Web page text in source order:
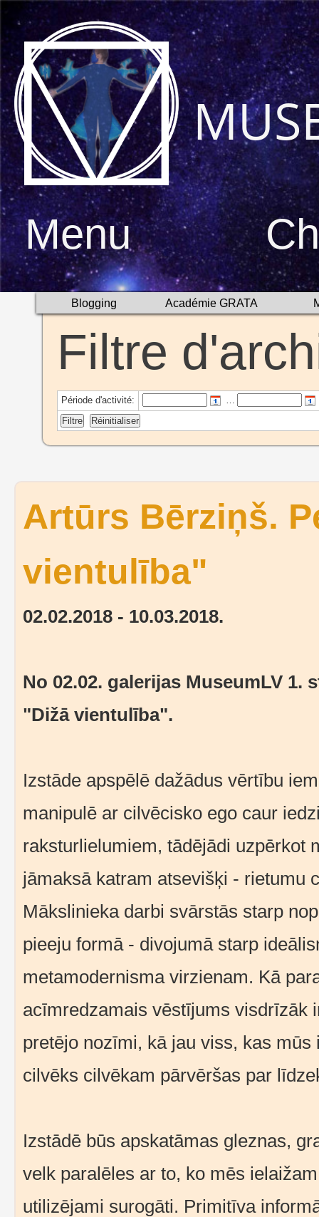
Menu
Blogging Académie GRATA
Filtre
Période d'activité: …
Artūrs Bērziņš.
vientulība"
02.02.2018 - 10.03.2018.
No 02.02. galerijas MuseumLV 1.
"Dižā vientulība".
Izstāde apspēlē dažādus vērtību
manipulē ar cilvēcisko ego caur
raksturlielumiem, tādējādi uzpērkot
jāmaksā katram atsevišķi - rietumu
Mākslinieka darbi svārstās starp
pieeju formā - divojumā starp
metamodernisma virzienam. Kā
acīmredzamais vēstījums visdrīzāk
pretējo nozīmi, kā jau viss, kas
cilvēks cilvēkam pārvēršas par
Izstādē būs apskatāmas gleznas,
velk paralēles ar to, ko mēs
utilizējami surogāti. Primitīva